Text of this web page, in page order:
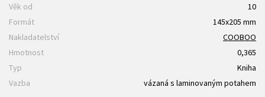
Věk od
10
Formát
145x205 mm
Nakladatelství
COOBOO
Hmotnost
0,365
Typ
Kniha
Vazba
vázaná s laminovaným potahem